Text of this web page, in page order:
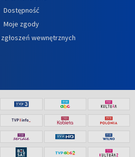
Dostępność
Moje zgody
wewnętrznych